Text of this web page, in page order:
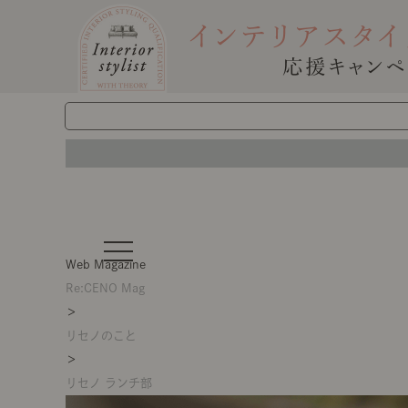
t
o
g
n
a
g
a
Web Magazine
Re:CENO Mag
＞
リセノのこと
＞
リセノ ランチ部